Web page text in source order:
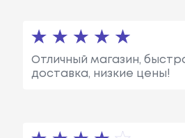
Отличный магазин,
доставка, низкие цены!